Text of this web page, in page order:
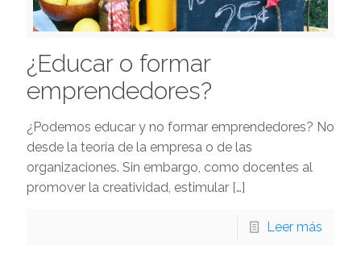
¿Educar o formar
emprendedores?
¿Podemos educar y no formar emprendedores? No
desde la teoría de la empresa o de las
organizaciones. Sin embargo, como docentes al
promover la creatividad, estimular […]
Leer más